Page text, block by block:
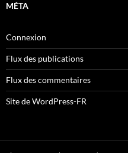
MÉTA
Connexion
Flux des publications
Flux des commentaires
Site de WordPress-FR